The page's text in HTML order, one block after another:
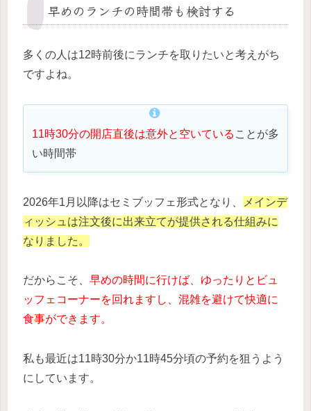
早めのランチの時間帯も検討する
多くの人は12時前後にランチを取りたいと考えがち
ですよね。
11時30分の開店直後は意外と空いている ことが多
い時間帯
2026年1月以降はセミブッフェ形式となり、
メインデ
ィッシュは注文後に出来立てが提供される仕組みに
なりました。
だからこそ、 早めの時間に行けば、ゆったりとビュ
ッフェコーナーを回れますし、混雑を避けて快適に
食事ができます。
私も最近は11時30分か11時45分頃の予約を狙うよう
にしています。